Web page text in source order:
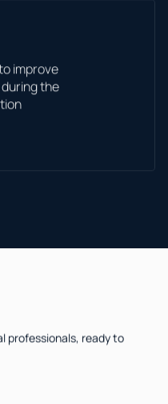
improve
the
professionals, ready to